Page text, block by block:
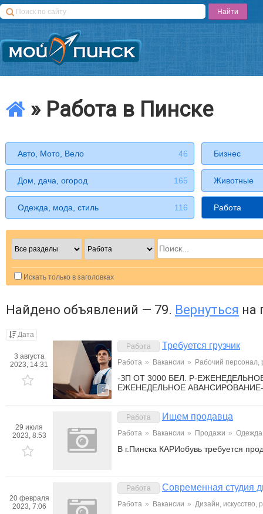
» Работа в Пинске
Авто, Мото, Вело 46 Бизнес
Дом, дача, огород 165 Животные
Одежда, мода, стиль 116 Работа
Искать только в заголовках
Найдено объявлений — 79. Вернуться на
Дата
3 августа
2023, 14:31
2
Работа Требуется грузчик
Работа » Вакансии » Рабочий персонал,
-ЗП ОТ 3000 БЕЛ. Р-
ЕЖЕНЕДЕЛЬНОЕ
29 июля
2023, 8:53
Работа Ищем продавца
Работа » Вакансии » Продажи »
В г.Пинска КАРИобувь требуется
20 февраля
2023, 7:06
Работа Современная студия
Работа » Вакансии » Дизайн, искусство,